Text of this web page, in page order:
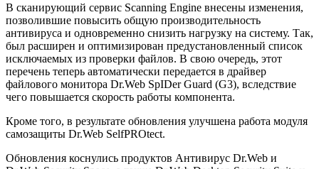
В сканирующий сервис Scanning Engine внесены изменения,
позволившие повысить общую производительность
антивируса и одновременно снизить нагрузку на систему. Так,
был расширен и оптимизирован предустановленный список
исключаемых из проверки файлов. В свою очередь, этот
перечень теперь автоматически передается в драйвер
файлового монитора Dr.Web SpIDer Guard (G3), вследствие
чего повышается скорость работы компонента.
Кроме того, в результате обновления улучшена работа модуля
самозащиты Dr.Web SelfPROtect.
Обновления коснулись продуктов Антивирус Dr.Web и